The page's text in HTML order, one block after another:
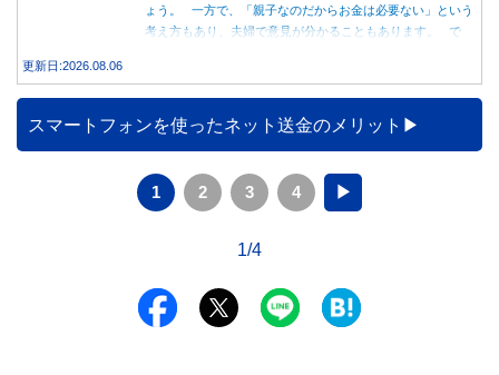
ょう。 一方で、「親子なのだからお金は必要ない」という
考え方もあり、夫婦で意見が分かることもあります。 で
ます。
更新日:2026.08.06
スマートフォンを使ったネット送金のメリット
1 2 3 4 ▶
1/4